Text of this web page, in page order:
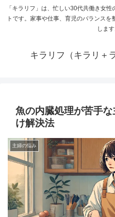
「キラリフ」は、忙しい30代共働き女
トです。家事や仕事、育児のバランス
します
キラリフ（キラリ＋
魚の内臓処理が苦手
け解決法
主婦の悩み